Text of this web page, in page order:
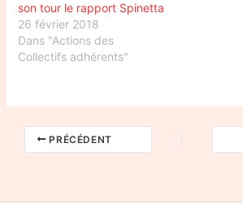
son tour le rapport Spinetta
26 février 2018
Dans "Actions des
Collectifs adhérents"
PRÉCÉDENT